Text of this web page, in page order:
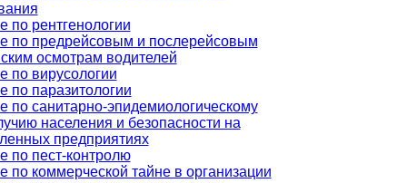
по рентгенологии
по предрейсовым и послерейсовым
осмотрам водителей
по вирусологии
по паразитологии
по санитарно-эпидемиологическому
населения и безопасности на
предприятиях
по пест-контролю
по коммерческой тайне в организации